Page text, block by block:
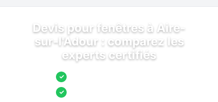
Devis pour fenêtres à Aire-
sur-l'Adour : comparez les
experts certifiés
✓
✓